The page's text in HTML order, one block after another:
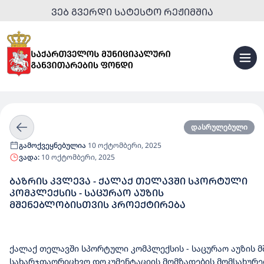
ᲕᲔᲑ ᲒᲕᲔᲠᲓᲘ ᲡᲐᲢᲔᲡᲢᲝ ᲠᲔᲟᲘᲛᲨᲘᲐ
დასრულებული
გამოქვეყნებულია 10 ოქტომბერი, 2025
ვადა: 10 ოქტომბერი, 2025
ᲑᲐᲖᲠᲘᲡ ᲙᲕᲚᲔᲕᲐ - ᲥᲐᲚᲐᲥ ᲗᲔᲚᲐᲕᲨᲘ ᲡᲞᲝᲠᲢᲣᲚᲘ
ᲙᲝᲛᲞᲚᲔᲥᲡᲘᲡ - ᲡᲐᲪᲣᲠᲐᲝ ᲐᲣᲖᲘᲡ
ᲛᲨᲔᲜᲔᲑᲚᲝᲑᲘᲡᲗᲕᲘᲡ ᲞᲠᲝᲔᲥᲢᲘᲠᲔᲑᲐ
ქალაქ თელავში სპორტული კომპლექსის - საცურაო აუზის
სახარჯთაღრიცხვო დოკუმენტაციის მომზადების